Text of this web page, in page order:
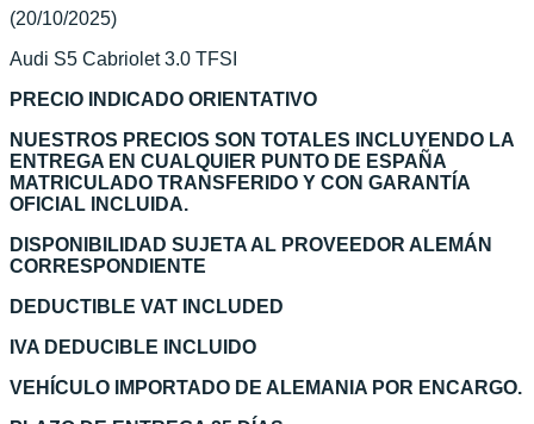
(20/10/2025)
Audi S5 Cabriolet 3.0 TFSI
PRECIO INDICADO ORIENTATIVO
NUESTROS PRECIOS SON TOTALES INCLUYENDO LA
ENTREGA EN CUALQUIER PUNTO DE ESPAÑA
MATRICULADO TRANSFERIDO Y CON GARANTÍA
OFICIAL INCLUIDA.
DISPONIBILIDAD SUJETA AL PROVEEDOR ALEMÁN
CORRESPONDIENTE
DEDUCTIBLE VAT INCLUDED
IVA DEDUCIBLE INCLUIDO
VEHÍCULO IMPORTADO DE ALEMANIA POR ENCARGO.